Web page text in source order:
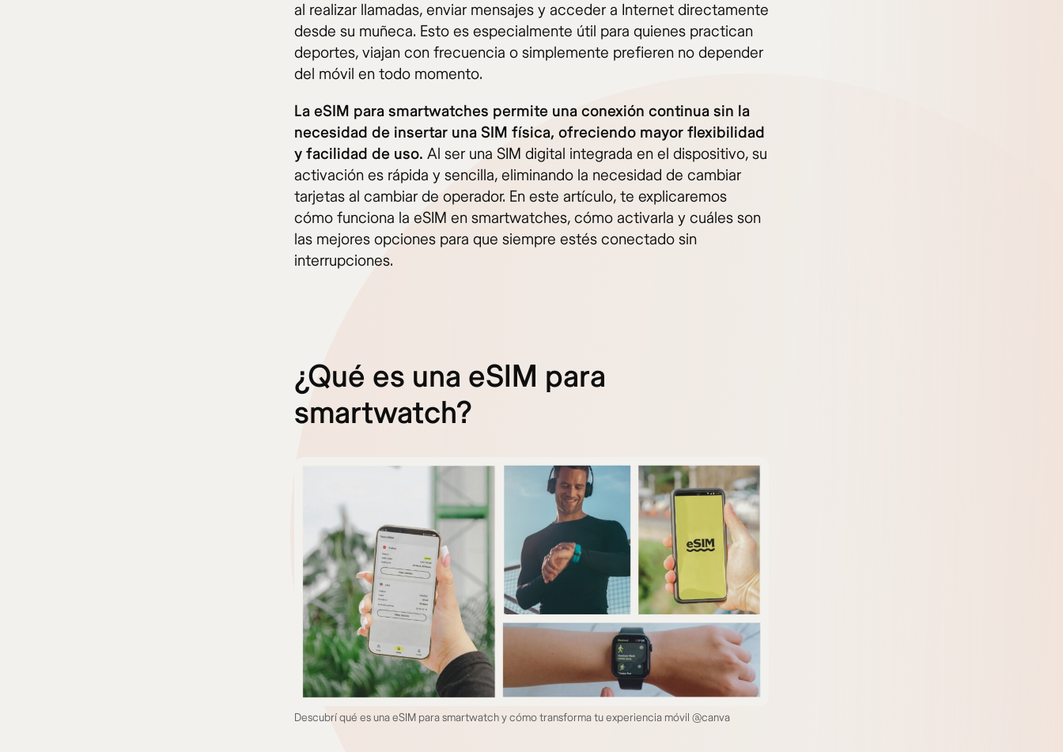
al realizar llamadas, enviar mensajes y acceder a Internet directamente
desde su muñeca. Esto es especialmente útil para quienes practican
deportes, viajan con frecuencia o simplemente prefieren no depender
del móvil en todo momento.
La eSIM para smartwatches permite una conexión continua sin la
necesidad de insertar una SIM física, ofreciendo mayor flexibilidad
y facilidad de uso. Al ser una SIM digital integrada en el dispositivo, su
activación es rápida y sencilla, eliminando la necesidad de cambiar
tarjetas al cambiar de operador. En este artículo, te explicaremos
cómo funciona la eSIM en smartwatches, cómo activarla y cuáles son
las mejores opciones para que siempre estés conectado sin
interrupciones.
¿Qué es una eSIM para
smartwatch?
Descubrí qué es una eSIM para smartwatch y cómo transforma tu experiencia móvil @canva